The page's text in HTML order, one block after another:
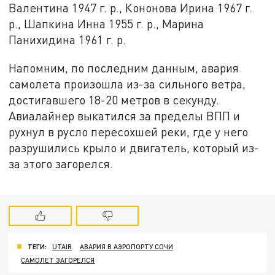
Валентина 1947 г. р., Кононова Ирина 1967 г.
р., Шапкина Инна 1955 г. р., Марина
Панихидина 1961 г. р.
Напомним, по последним данным, авария
самолета произошла из-за сильного ветра,
достигавшего 18-20 метров в секунду.
Авиалайнер выкатился за пределы ВПП и
рухнул в русло пересохшей реки, где у него
разрушились крыло и двигатель, который из-
за этого загорелся.
ТЕГИ: UTAIR
АВАРИЯ В АЭРОПОРТУ СОЧИ
САМОЛЕТ ЗАГОРЕЛСЯ